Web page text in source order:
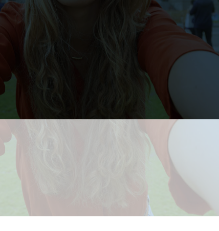
TƏHSİL